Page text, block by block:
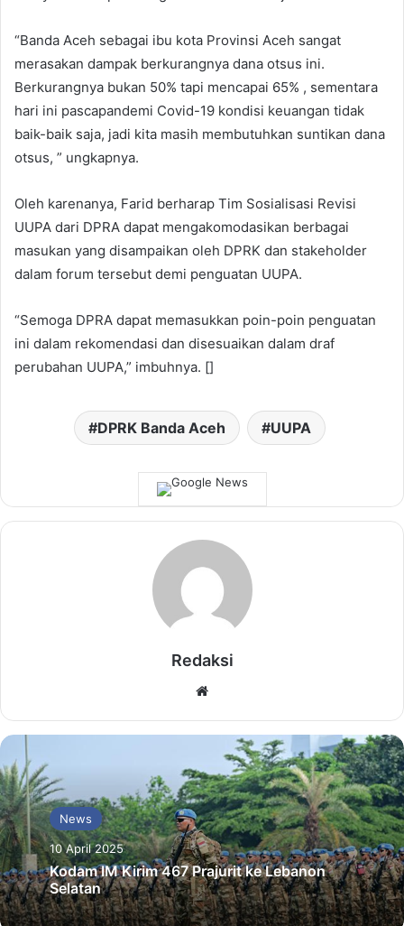
“Banda Aceh sebagai ibu kota Provinsi Aceh sangat
merasakan dampak berkurangnya dana otsus ini.
Berkurangnya bukan 50% tapi mencapai 65% , sementara
hari ini pascapandemi Covid-19 kondisi keuangan tidak
baik-baik saja, jadi kita masih membutuhkan suntikan dana
otsus, ” ungkapnya.
Oleh karenanya, Farid berharap Tim Sosialisasi Revisi
UUPA dari DPRA dapat mengakomodasikan berbagai
masukan yang disampaikan oleh DPRK dan stakeholder
dalam forum tersebut demi penguatan UUPA.
“Semoga DPRA dapat memasukkan poin-poin penguatan
ini dalam rekomendasi dan disesuaikan dalam draf
perubahan UUPA,” imbuhnya. []
DPRK Banda Aceh UUPA
Redaksi
News
10 April 2025
Kodam IM Kirim 467 Prajurit ke Lebanon
Selatan